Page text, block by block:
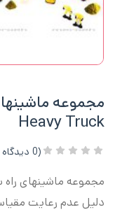
Heavy Truck
(
0 دیدگاه
دلیل عدم رعایت